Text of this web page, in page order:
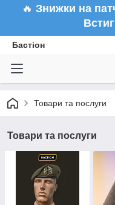
🔥 Знижки на
Бастіон
Товари та послуги
Товари та послуги